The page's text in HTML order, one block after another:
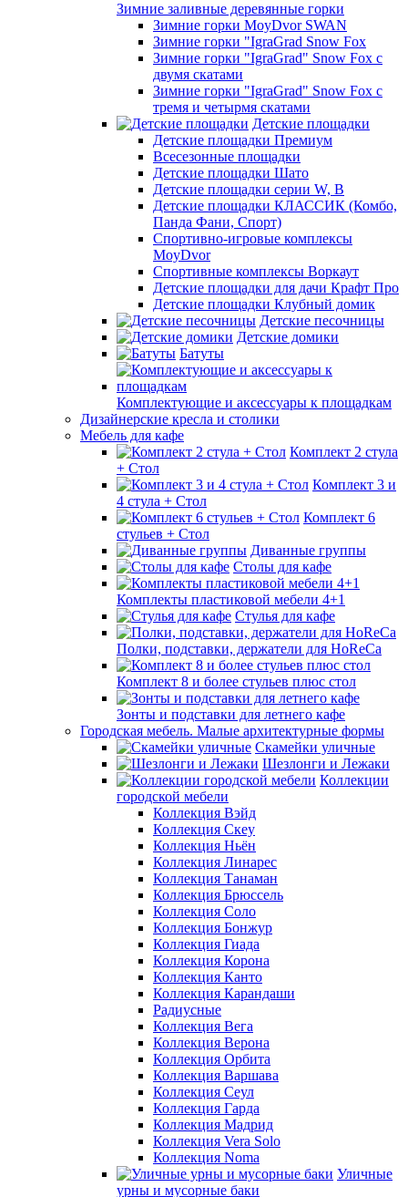
Зимние заливные деревянные горки
Зимние горки MoyDvor SWAN
Зимние горки "IgraGrad Snow Fox
Зимние горки "IgraGrad" Snow Fox с
двумя скатами
Зимние горки "IgraGrad" Snow Fox с
тремя и четырмя скатами
Детские площадки
Детские площадки Премиум
Всесезонные площадки
Детские площадки Шато
Детские площадки серии W, В
Детские площадки КЛАССИК (Комбо,
Панда Фани, Спорт)
Спортивно-игровые комплексы
MoyDvor
Спортивные комплексы Воркаут
Детские площадки для дачи Крафт Про
Детские площадки Клубный домик
Детские песочницы
Детские домики
Батуты
Комплектующие и аксессуары к площадкам
Дизайнерские кресла и столики
Мебель для кафе
Комплект 2 стула
+ Стол
Комплект 3 и
4 стула + Стол
Комплект 6
стульев + Стол
Диванные группы
Столы для кафе
Комплекты пластиковой мебели 4+1
Стулья для кафе
Полки, подставки, держатели для HoReCa
Комплект 8 и более стульев плюс стол
Зонты и подставки для летнего кафе
Городская мебель. Малые архитектурные формы
Скамейки уличные
Шезлонги и Лежаки
Коллекции
городской мебели
Коллекция Вэйд
Коллекция Скеу
Коллекция Ньён
Коллекция Линарес
Коллекция Танаман
Коллекция Брюссель
Коллекция Соло
Коллекция Бонжур
Коллекция Гиада
Коллекция Корона
Коллекция Канто
Коллекция Карандаши
Радиусные
Коллекция Вега
Коллекция Верона
Коллекция Орбита
Коллекция Варшава
Коллекция Сеул
Коллекция Гарда
Коллекция Мадрид
Коллекция Vera Solo
Коллекция Noma
Уличные
урны и мусорные баки